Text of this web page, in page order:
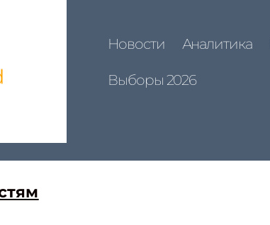
Новости Аналитика
Выборы 2026